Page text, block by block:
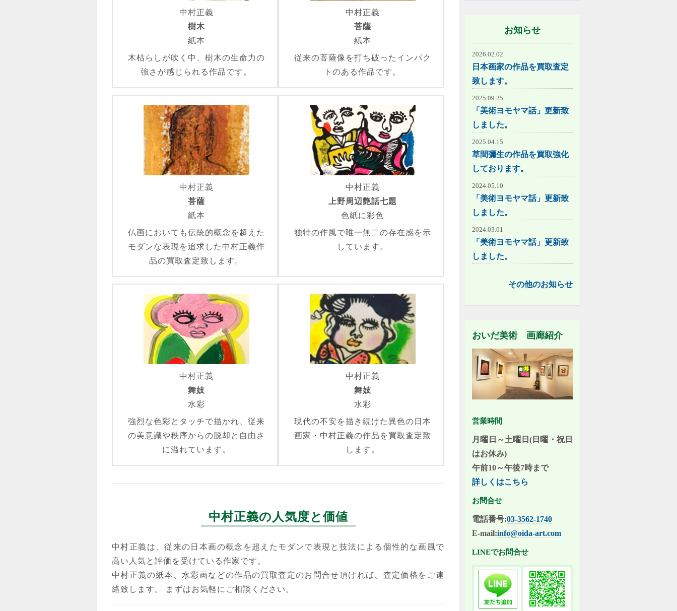
中村正義
樹木
紙本
木枯らしが吹く中、樹木の生命力の
強さが感じられる作品です。
中村正義
菩薩
紙本
従来の菩薩像を打ち破ったインパク
トのある作品です。
中村正義
菩薩
紙本
仏画においても伝統的概念を超えた
モダンな表現を追求した中村正義作
品の買取査定致します。
中村正義
上野周辺艶話七題
色紙に彩色
独特の作風で唯一無二の存在感を示
しています。
中村正義
舞妓
水彩
強烈な色彩とタッチで描かれ、従来
の美意識や秩序からの脱却と自由さ
に溢れています。
中村正義
舞妓
水彩
現代の不安を描き続けた異色の日本
画家・中村正義の作品を買取査定致
します。
中村正義の人気度と価値
中村正義は、従来の日本画の概念を超えたモダンで表現と技法による個性的な画風で
高い人気と評価を受けている作家です。
中村正義の紙本、水彩画などの作品の買取査定のお問合せ頂ければ、査定価格をご連
絡致します。 まずはお気軽にご相談ください。
お知らせ
2026.02.02
日本画家の作品を買取査定
致します。
2025.09.25
「美術ヨモヤマ話」更新致
しました。
2025.04.15
草間彌生の作品を買取強化
しております。
2024.05.10
「美術ヨモヤマ話」更新致
しました。
2024.03.01
「美術ヨモヤマ話」更新致
しました。
その他のお知らせ
おいだ美術 画廊紹介
営業時間
月曜日～土曜日(日曜・祝日
はお休み)
午前10～午後7時まで
詳しくはこちら
お問合せ
電話番号:03-3562-1740
E-mail:info@oida-art.com
LINEでお問合せ